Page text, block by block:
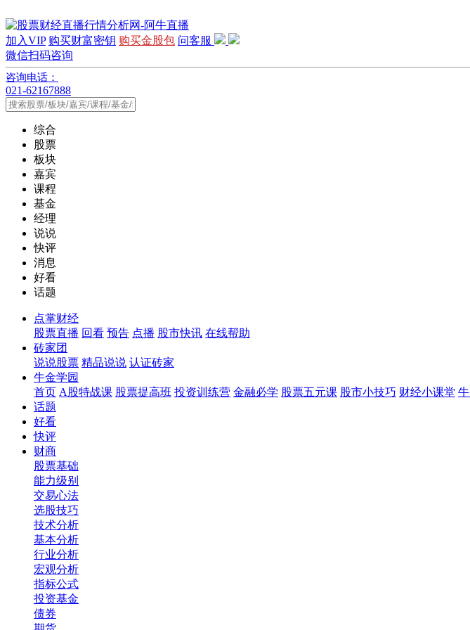
加入VIP 购买财富密钥 购买金股包 问客服
微信扫码咨询
咨询电话：
021-62167888
综合
股票
板块
嘉宾
课程
基金
经理
说说
快评
消息
好看
话题
点掌财经
股票直播 回看 预告 点播 股市快讯 在线帮助
砖家团
说说股票 精品说说 认证砖家
牛金学园
首页 A股特战课 股票提高班 投资训练营 金融必学 股票五元课 股市小技巧 财经小课堂
话题
好看
快评
财商
股票基础
能力级别
交易心法
选股技巧
技术分析
基本分析
行业分析
宏观分析
指标公式
投资基金
债券